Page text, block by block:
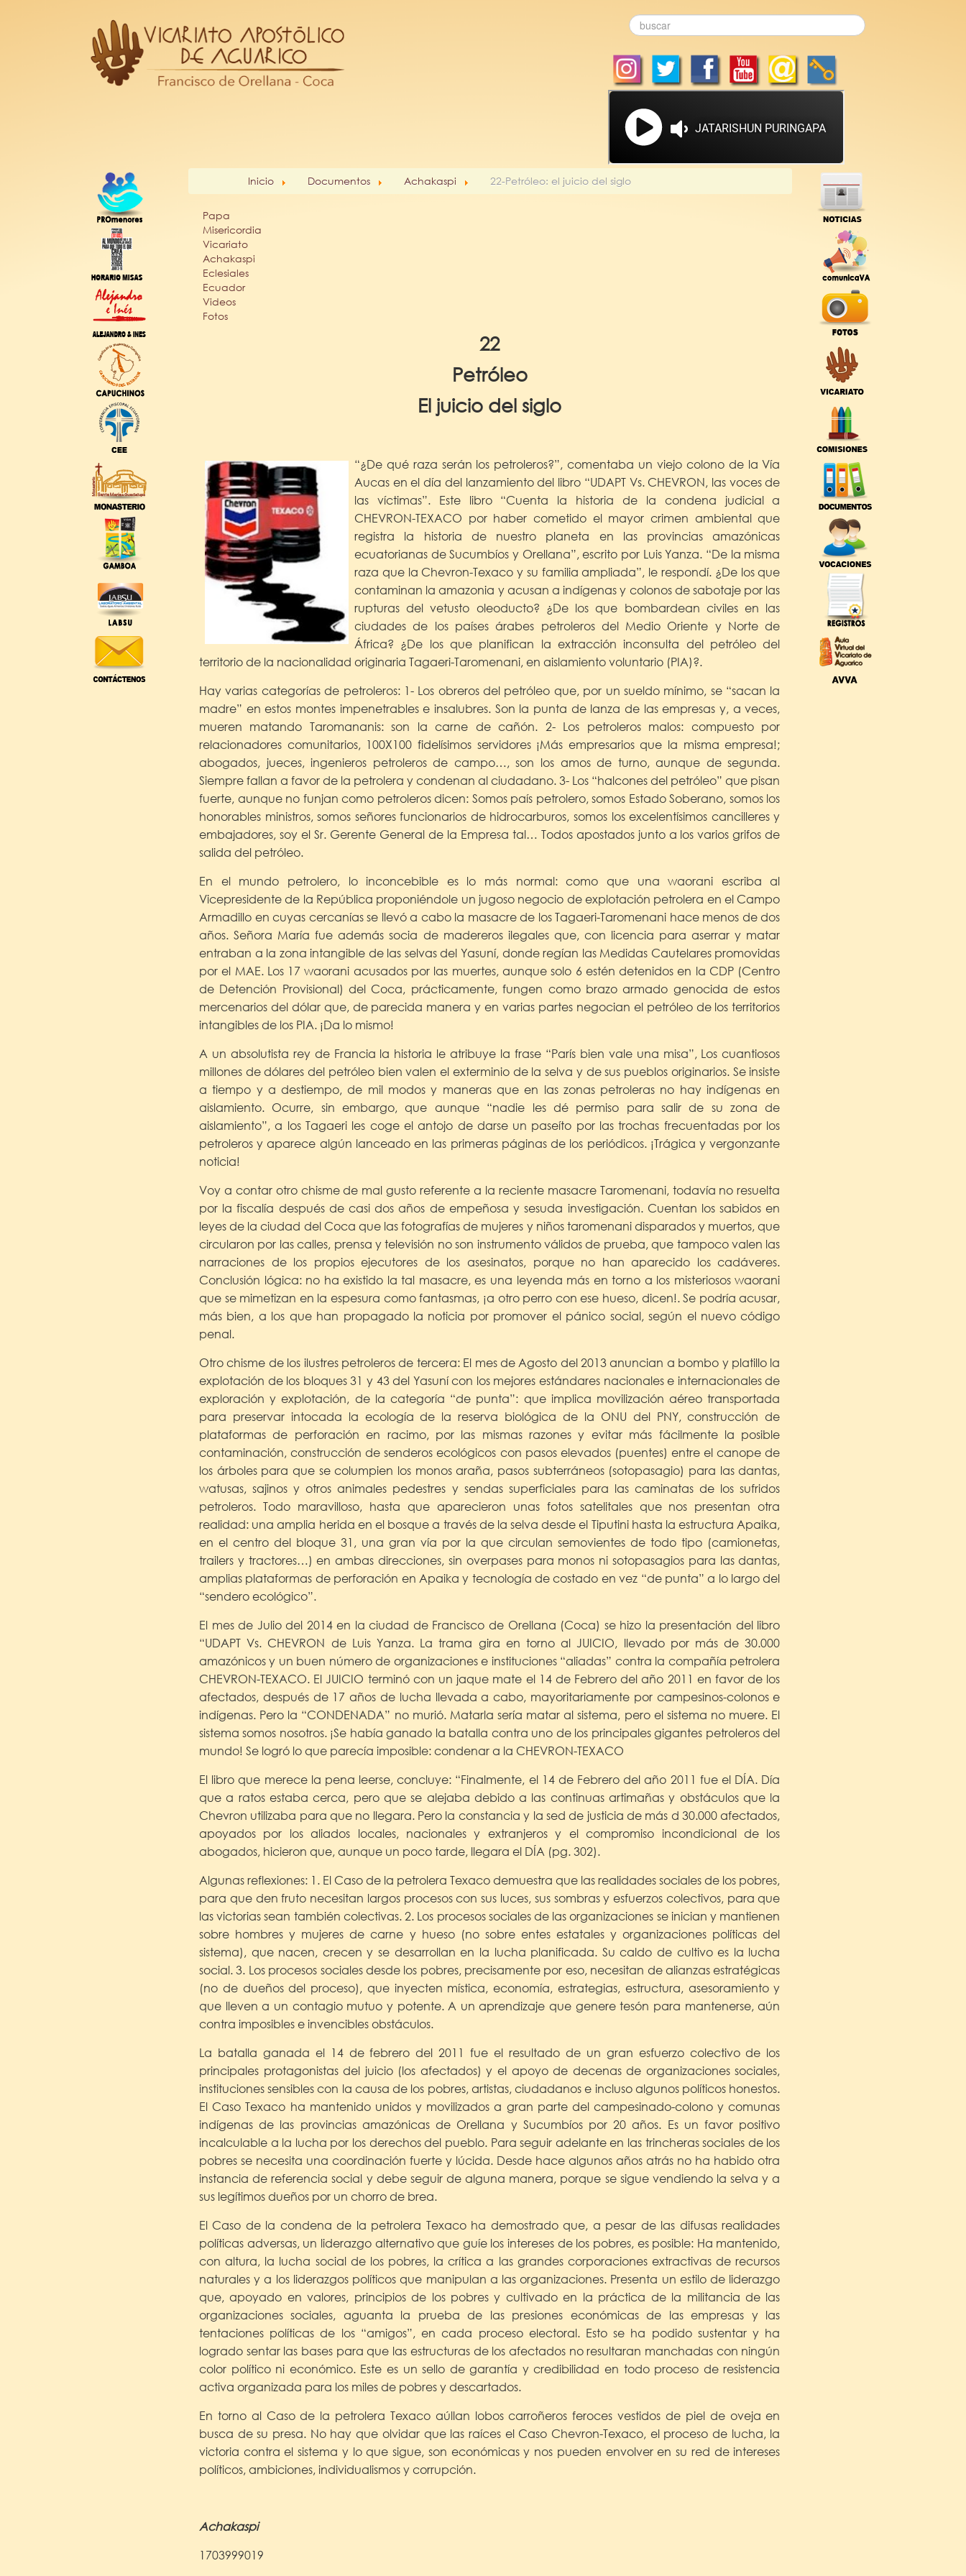
Inicio Documentos Achakaspi 22-Petróleo: el juicio del siglo
Papa
Misericordia
Vicariato
Achakaspi
Eclesiales
Ecuador
Videos
Fotos
22
Petróleo
El juicio del siglo
“¿De qué raza serán los petroleros?”, comentaba un viejo colono de la Vía
Aucas en el día del lanzamiento del libro “UDAPT Vs. CHEVRON, las voces de
las víctimas”. Este libro “Cuenta la historia de la condena judicial a
CHEVRON-TEXACO por haber cometido el mayor crimen ambiental que
registra la historia de nuestro planeta en las provincias amazónicas
ecuatorianas de Sucumbíos y Orellana”, escrito por Luis Yanza. “De la misma
raza que la Chevron-Texaco y su familia ampliada”, le respondí. ¿De los que
contaminan la amazonia y acusan a indígenas y colonos de sabotaje por las
rupturas del vetusto oleoducto? ¿De los que bombardean civiles en las
ciudades de los países árabes petroleros del Medio Oriente y Norte de
África? ¿De los que planifican la extracción inconsulta del petróleo del
territorio de la nacionalidad originaria Tagaeri-Taromenani, en aislamiento voluntario (PIA)?.
Hay varias categorías de petroleros: 1- Los obreros del petróleo que, por un sueldo mínimo, se “sacan la
madre” en estos montes impenetrables e insalubres. Son la punta de lanza de las empresas y, a veces,
mueren matando Taromananis: son la carne de cañón. 2- Los petroleros malos: compuesto por
relacionadores comunitarios, 100X100 fidelísimos servidores ¡Más empresarios que la misma empresa!;
abogados, jueces, ingenieros petroleros de campo…, son los amos de turno, aunque de segunda.
Siempre fallan a favor de la petrolera y condenan al ciudadano. 3- Los “halcones del petróleo” que pisan
fuerte, aunque no funjan como petroleros dicen: Somos país petrolero, somos Estado Soberano, somos los
honorables ministros, somos señores funcionarios de hidrocarburos, somos los excelentísimos cancilleres y
embajadores, soy el Sr. Gerente General de la Empresa tal… Todos apostados junto a los varios grifos de
salida del petróleo.
En el mundo petrolero, lo inconcebible es lo más normal: como que una waorani escriba al
Vicepresidente de la República proponiéndole un jugoso negocio de explotación petrolera en el Campo
Armadillo en cuyas cercanías se llevó a cabo la masacre de los Tagaeri-Taromenani hace menos de dos
años. Señora María fue además socia de madereros ilegales que, con licencia para aserrar y matar
entraban a la zona intangible de las selvas del Yasuní, donde regían las Medidas Cautelares promovidas
por el MAE. Los 17 waorani acusados por las muertes, aunque solo 6 estén detenidos en la CDP (Centro
de Detención Provisional) del Coca, prácticamente, fungen como brazo armado genocida de estos
mercenarios del dólar que, de parecida manera y en varias partes negocian el petróleo de los territorios
intangibles de los PIA. ¡Da lo mismo!
A un absolutista rey de Francia la historia le atribuye la frase “París bien vale una misa”, Los cuantiosos
millones de dólares del petróleo bien valen el exterminio de la selva y de sus pueblos originarios. Se insiste
a tiempo y a destiempo, de mil modos y maneras que en las zonas petroleras no hay indígenas en
aislamiento. Ocurre, sin embargo, que aunque “nadie les dé permiso para salir de su zona de
aislamiento”, a los Tagaeri les coge el antojo de darse un paseíto por las trochas frecuentadas por los
petroleros y aparece algún lanceado en las primeras páginas de los periódicos. ¡Trágica y vergonzante
noticia!
Voy a contar otro chisme de mal gusto referente a la reciente masacre Taromenani, todavía no resuelta
por la fiscalía después de casi dos años de empeñosa y sesuda investigación. Cuentan los sabidos en
leyes de la ciudad del Coca que las fotografías de mujeres y niños taromenani disparados y muertos, que
circularon por las calles, prensa y televisión no son instrumento válidos de prueba, que tampoco valen las
narraciones de los propios ejecutores de los asesinatos, porque no han aparecido los cadáveres.
Conclusión lógica: no ha existido la tal masacre, es una leyenda más en torno a los misteriosos waorani
que se mimetizan en la espesura como fantasmas, ¡a otro perro con ese hueso, dicen!. Se podría acusar,
más bien, a los que han propagado la noticia por promover el pánico social, según el nuevo código
penal.
Otro chisme de los ilustres petroleros de tercera: El mes de Agosto del 2013 anuncian a bombo y platillo la
explotación de los bloques 31 y 43 del Yasuní con los mejores estándares nacionales e internacionales de
exploración y explotación, de la categoría “de punta”: que implica movilización aéreo transportada
para preservar intocada la ecología de la reserva biológica de la ONU del PNY, construcción de
plataformas de perforación en racimo, por las mismas razones y evitar más fácilmente la posible
contaminación, construcción de senderos ecológicos con pasos elevados (puentes) entre el canope de
los árboles para que se columpien los monos araña, pasos subterráneos (sotopasagio) para las dantas,
watusas, sajinos y otros animales pedestres y sendas superficiales para las caminatas de los sufridos
petroleros. Todo maravilloso, hasta que aparecieron unas fotos satelitales que nos presentan otra
realidad: una amplia herida en el bosque a través de la selva desde el Tiputini hasta la estructura Apaika,
en el centro del bloque 31, una gran vía por la que circulan semovientes de todo tipo (camionetas,
trailers y tractores…) en ambas direcciones, sin overpases para monos ni sotopasagios para las dantas,
amplias plataformas de perforación en Apaika y tecnología de costado en vez “de punta” a lo largo del
“sendero ecológico”.
El mes de Julio del 2014 en la ciudad de Francisco de Orellana (Coca) se hizo la presentación del libro
“UDAPT Vs. CHEVRON de Luis Yanza. La trama gira en torno al JUICIO, llevado por más de 30.000
amazónicos y un buen número de organizaciones e instituciones “aliadas” contra la compañía petrolera
CHEVRON-TEXACO. El JUICIO terminó con un jaque mate el 14 de Febrero del año 2011 en favor de los
afectados, después de 17 años de lucha llevada a cabo, mayoritariamente por campesinos-colonos e
indígenas. Pero la “CONDENADA” no murió. Matarla sería matar al sistema, pero el sistema no muere. El
sistema somos nosotros. ¡Se había ganado la batalla contra uno de los principales gigantes petroleros del
mundo! Se logró lo que parecía imposible: condenar a la CHEVRON-TEXACO
El libro que merece la pena leerse, concluye: “Finalmente, el 14 de Febrero del año 2011 fue el DÍA. Día
que a ratos estaba cerca, pero que se alejaba debido a las continuas artimañas y obstáculos que la
Chevron utilizaba para que no llegara. Pero la constancia y la sed de justicia de más d 30.000 afectados,
apoyados por los aliados locales, nacionales y extranjeros y el compromiso incondicional de los
abogados, hicieron que, aunque un poco tarde, llegara el DÍA (pg. 302).
Algunas reflexiones: 1. El Caso de la petrolera Texaco demuestra que las realidades sociales de los pobres,
para que den fruto necesitan largos procesos con sus luces, sus sombras y esfuerzos colectivos, para que
las victorias sean también colectivas. 2. Los procesos sociales de las organizaciones se inician y mantienen
sobre hombres y mujeres de carne y hueso (no sobre entes estatales y organizaciones políticas del
sistema), que nacen, crecen y se desarrollan en la lucha planificada. Su caldo de cultivo es la lucha
social. 3. Los procesos sociales desde los pobres, precisamente por eso, necesitan de alianzas estratégicas
(no de dueños del proceso), que inyecten mística, economía, estrategias, estructura, asesoramiento y
que lleven a un contagio mutuo y potente. A un aprendizaje que genere tesón para mantenerse, aún
contra imposibles e invencibles obstáculos.
La batalla ganada el 14 de febrero del 2011 fue el resultado de un gran esfuerzo colectivo de los
principales protagonistas del juicio (los afectados) y el apoyo de decenas de organizaciones sociales,
instituciones sensibles con la causa de los pobres, artistas, ciudadanos e incluso algunos políticos honestos.
El Caso Texaco ha mantenido unidos y movilizados a gran parte del campesinado-colono y comunas
indígenas de las provincias amazónicas de Orellana y Sucumbíos por 20 años. Es un favor positivo
incalculable a la lucha por los derechos del pueblo. Para seguir adelante en las trincheras sociales de los
pobres se necesita una coordinación fuerte y lúcida. Desde hace algunos años atrás no ha habido otra
instancia de referencia social y debe seguir de alguna manera, porque se sigue vendiendo la selva y a
sus legítimos dueños por un chorro de brea.
El Caso de la condena de la petrolera Texaco ha demostrado que, a pesar de las difusas realidades
políticas adversas, un liderazgo alternativo que guíe los intereses de los pobres, es posible: Ha mantenido,
con altura, la lucha social de los pobres, la crítica a las grandes corporaciones extractivas de recursos
naturales y a los liderazgos políticos que manipulan a las organizaciones. Presenta un estilo de liderazgo
que, apoyado en valores, principios de los pobres y cultivado en la práctica de la militancia de las
organizaciones sociales, aguanta la prueba de las presiones económicas de las empresas y las
tentaciones políticas de los “amigos”, en cada proceso electoral. Esto se ha podido sustentar y ha
logrado sentar las bases para que las estructuras de los afectados no resultaran manchadas con ningún
color político ni económico. Este es un sello de garantía y credibilidad en todo proceso de resistencia
activa organizada para los miles de pobres y descartados.
En torno al Caso de la petrolera Texaco aúllan lobos carroñeros feroces vestidos de piel de oveja en
busca de su presa. No hay que olvidar que las raíces el Caso Chevron-Texaco, el proceso de lucha, la
victoria contra el sistema y lo que sigue, son económicas y nos pueden envolver en su red de intereses
políticos, ambiciones, individualismos y corrupción.
Achakaspi
1703999019